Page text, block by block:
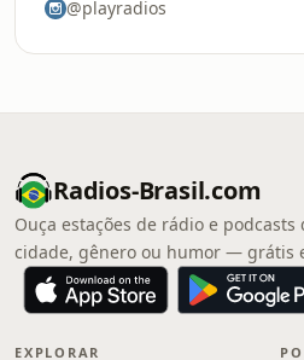
@playradios
Radios-Brasil.com
Ouça estações de rádio e
cidade, gênero ou humor — grátis
EXPLORAR